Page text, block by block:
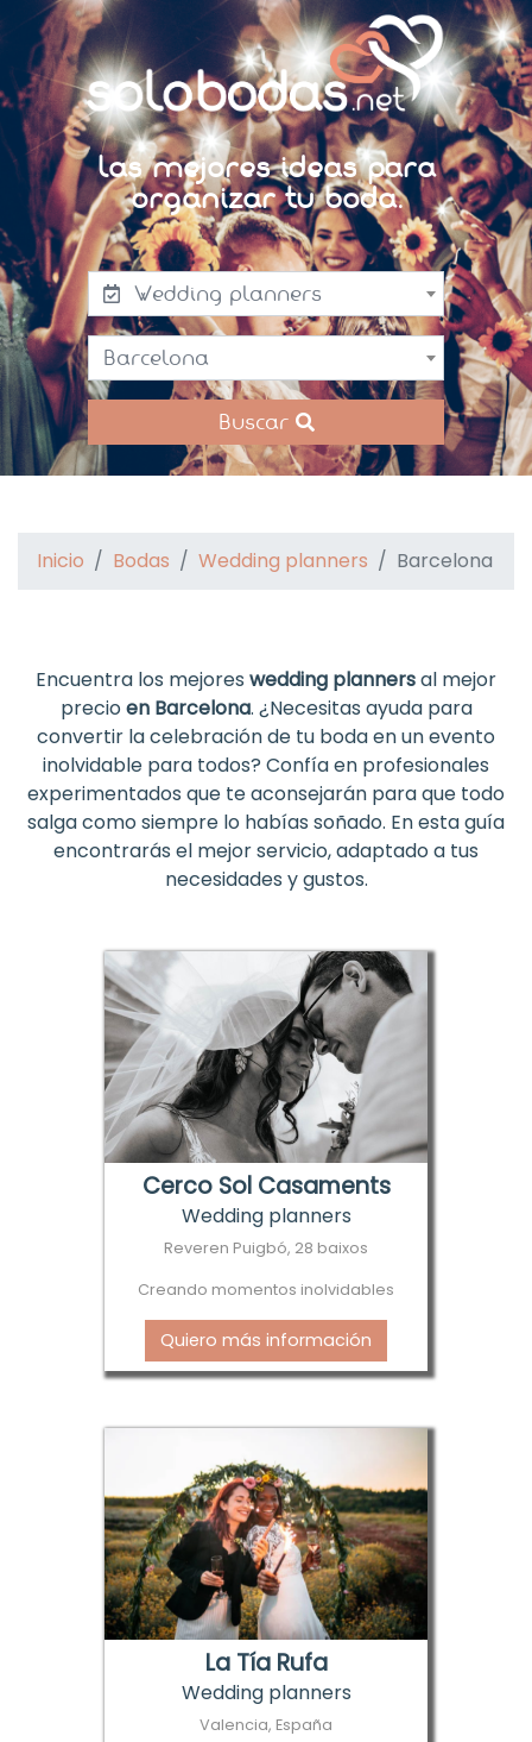
Las mejores ideas para
organizar tu boda.
Wedding planners
Barcelona
Buscar
Inicio Bodas Wedding planners Barcelona
Encuentra los mejores wedding plannersal mejor
precio en Barcelona. ¿Necesitas ayuda para
convertir la celebración de tu boda en un evento
inolvidable para todos? Confía en profesionales
experimentados que te aconsejarán para que todo
salga como siempre lo habías soñado. En esta guía
encontrarás el mejor servicio, adaptado a tus
necesidades y gustos.
Cerco Sol Casaments
Wedding planners
Reveren Puigbó, 28 baixos
Creando momentos inolvidables
Quiero más información
La Tía Rufa
Wedding planners
Valencia, España